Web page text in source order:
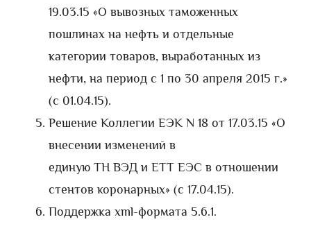
19.03.15 «О вывозных таможенных
пошлинах на нефть и отдельные
категории товаров, выработанных из
нефти, на период с 1 по 30 апреля 2015 г.»
(с 01.04.15).
Решение Коллегии ЕЭК N 18 от 17.03.15 «О
внесении изменений в
единую ТН ВЭД и ЕТТ ЕЭС в отношении
стентов коронарных» (с 17.04.15).
Поддержка xml-формата 5.6.1.